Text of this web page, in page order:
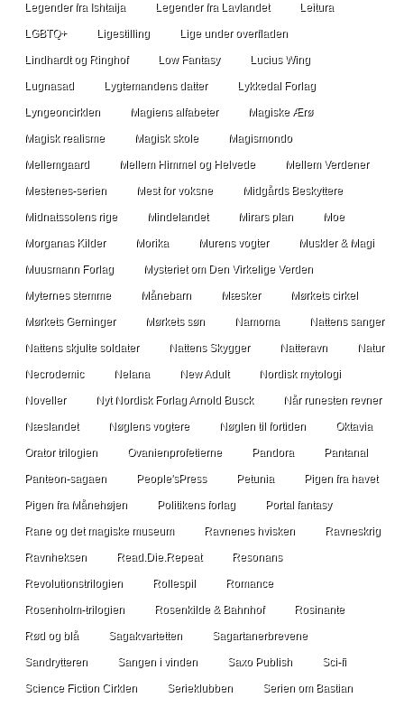
Legender fra Ishtaija Legender fra Lavlandet Leitura
LGBTQ+ Ligestilling Lige under overfladen
Lindhardt og Ringhof Low Fantasy Lucius Wing
Lugnasad Lygtemandens datter Lykkedal Forlag
Lyngeoncirklen Magiens alfabeter Magiske Ærø
Magisk realisme Magisk skole Magismondo
Mellemgaard Mellem Himmel og Helvede Mellem Verdener
Mestenes-serien Mest for voksne Midgårds Beskyttere
Midnatssolens rige Mindelandet Mirars plan Moe
Morganas Kilder Morika Murens vogter Muskler & Magi
Muusmann Forlag Mysteriet om Den Virkelige Verden
Myternes stemme Månebarn Mæsker Mørkets cirkel
Mørkets Gerninger Mørkets søn Namoma Nattens sanger
Nattens skjulte soldater Nattens Skygger Natteravn Natur
Necrodemic Nelana New Adult Nordisk mytologi
Noveller Nyt Nordisk Forlag Arnold Busck Når runesten revner
Næslandet Nøglens vogtere Nøglen til fortiden Oktavia
Orator trilogien Ovanienprofetierne Pandora Pantanal
Panteon-sagaen People'sPress Petunia Pigen fra havet
Pigen fra Månehøjen Politikens forlag Portal fantasy
Rane og det magiske museum Ravnenes hvisken Ravneskrig
Ravnheksen Read.Die.Repeat Resonans
Revolutionstrilogien Rollespil Romance
Rosenholm-trilogien Rosenkilde & Bahnhof Rosinante
Rød og blå Sagakvartetten Sagartanerbrevene
Sandrytteren Sangen i vinden Saxo Publish Sci-fi
Science Fiction Cirklen Serieklubben Serien om Bastian